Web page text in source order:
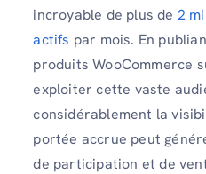
incroyable de plus de 2
actifs par mois. En
produits WooCommerce
exploiter cette vaste
considérablement la
portée accrue peut
de participation et de